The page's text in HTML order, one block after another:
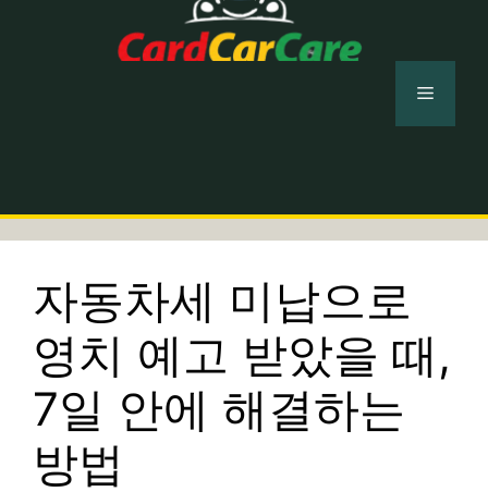
메
자동차세 미납으로
영치 예고 받았을 때,
7일 안에 해결하는
방법